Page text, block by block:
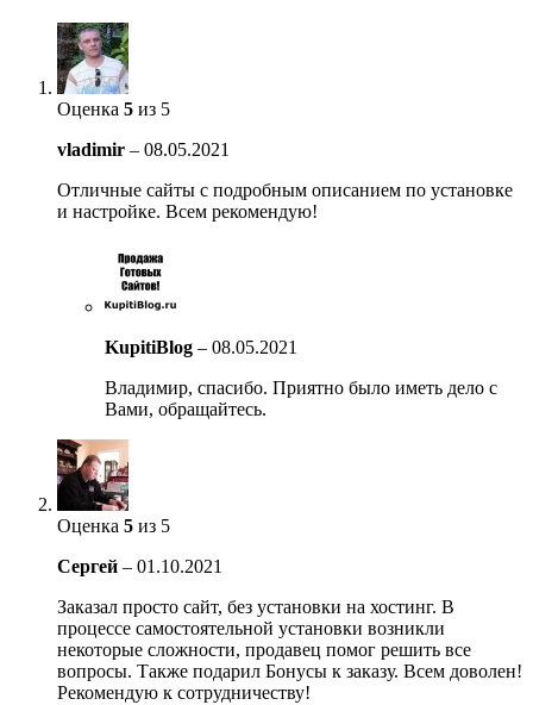
Оценка 5 из 5
vladimir – 08.05.2021
Отличные сайты с подробным описанием по установке
и настройке. Всем рекомендую!
KupitiBlog – 08.05.2021
Владимир, спасибо. Приятно было иметь дело с
Вами, обращайтесь.
Оценка 5 из 5
Сергей – 01.10.2021
Заказал просто сайт, без установки на хостинг. В
процессе самостоятельной установки возникли
некоторые сложности, продавец помог решить все
вопросы. Также подарил Бонусы к заказу. Всем доволен!
Рекомендую к сотрудничеству!